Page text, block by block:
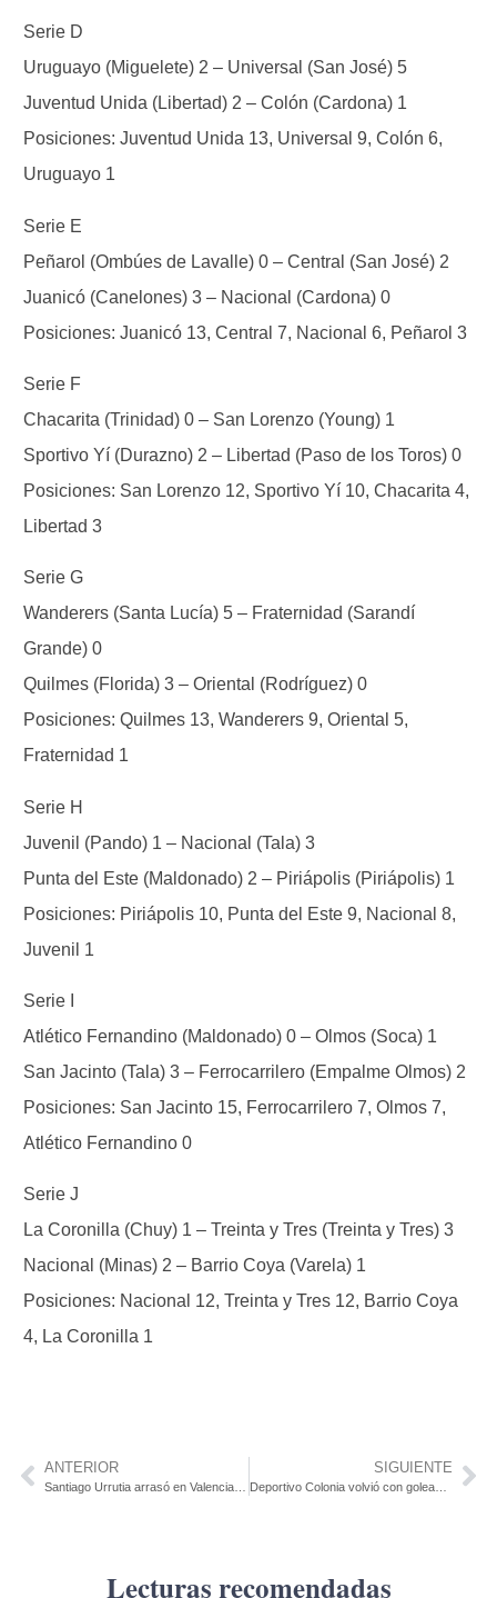
Serie D
Uruguayo (Miguelete) 2 – Universal (San José) 5
Juventud Unida (Libertad) 2 – Colón (Cardona) 1
Posiciones: Juventud Unida 13, Universal 9, Colón 6,
Uruguayo 1
Serie E
Peñarol (Ombúes de Lavalle) 0 – Central (San José) 2
Juanicó (Canelones) 3 – Nacional (Cardona) 0
Posiciones: Juanicó 13, Central 7, Nacional 6, Peñarol 3
Serie F
Chacarita (Trinidad) 0 – San Lorenzo (Young) 1
Sportivo Yí (Durazno) 2 – Libertad (Paso de los Toros) 0
Posiciones: San Lorenzo 12, Sportivo Yí 10, Chacarita 4,
Libertad 3
Serie G
Wanderers (Santa Lucía) 5 – Fraternidad (Sarandí
Grande) 0
Quilmes (Florida) 3 – Oriental (Rodríguez) 0
Posiciones: Quilmes 13, Wanderers 9, Oriental 5,
Fraternidad 1
Serie H
Juvenil (Pando) 1 – Nacional (Tala) 3
Punta del Este (Maldonado) 2 – Piriápolis (Piriápolis) 1
Posiciones: Piriápolis 10, Punta del Este 9, Nacional 8,
Juvenil 1
Serie I
Atlético Fernandino (Maldonado) 0 – Olmos (Soca) 1
San Jacinto (Tala) 3 – Ferrocarrilero (Empalme Olmos) 2
Posiciones: San Jacinto 15, Ferrocarrilero 7, Olmos 7,
Atlético Fernandino 0
Serie J
La Coronilla (Chuy) 1 – Treinta y Tres (Treinta y Tres) 3
Nacional (Minas) 2 – Barrio Coya (Varela) 1
Posiciones: Nacional 12, Treinta y Tres 12, Barrio Coya
4, La Coronilla 1
ANTERIOR SIGUIENTE
Deportivo Colonia volvió con goleada, aseguró su lugar en el Torneo Final y lidera su serie
Lecturas recomendadas